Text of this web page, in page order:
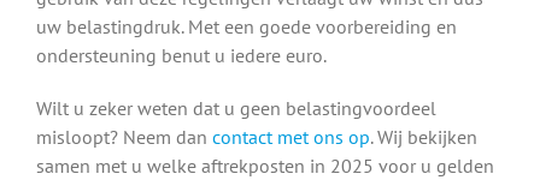
uw belastingdruk. Met een goede voorbereiding en
ondersteuning benut u iedere euro.
Wilt u zeker weten dat u geen belastingvoordeel
misloopt? Neem dan contact met ons op. Wij bekijken
samen met u welke aftrekposten in 2025 voor u gelden